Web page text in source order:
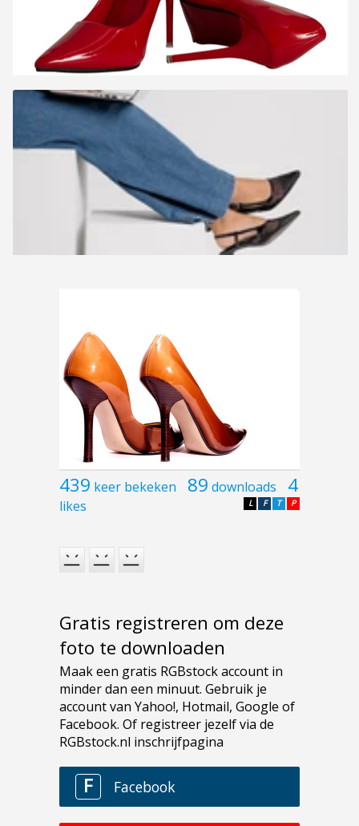
439 keer bekeken 89 downloads 4
likes P
T
F
L
Gratis registreren om deze
foto te downloaden